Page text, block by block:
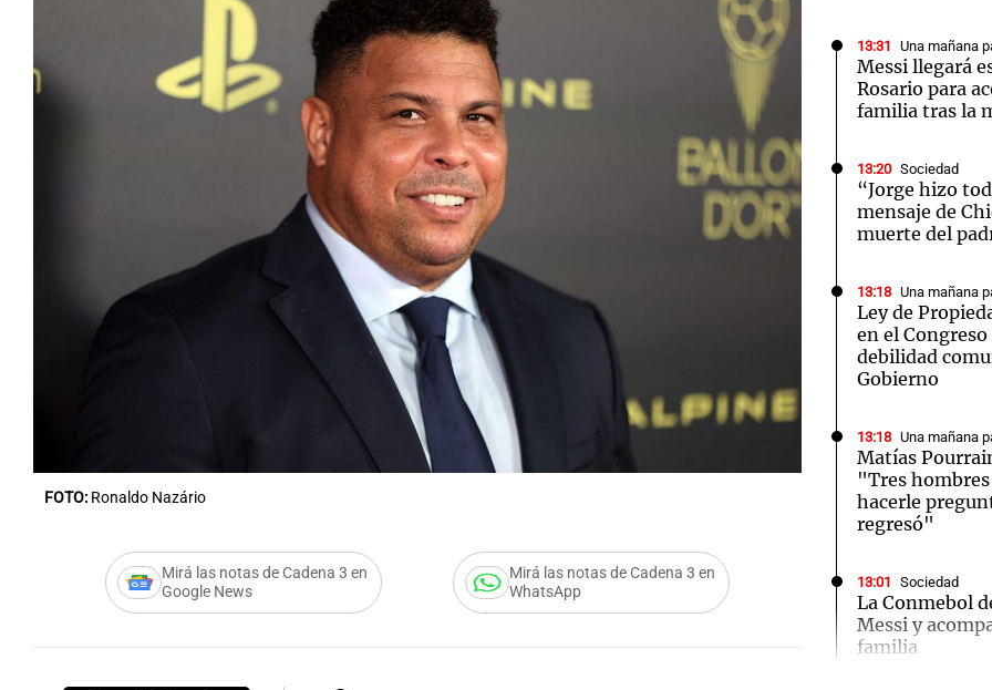
FOTO: Ronaldo Nazário
Mirá las notas de Cadena 3 en
Google News
Mirá las notas de Cadena 3 en
WhatsApp
13:31 Una mañana
Messi llegará
Rosario para
familia tras la
13:20 Sociedad
“Jorge hizo
mensaje de
muerte del
13:18 Una mañana
Ley de
en el
debilidad
Gobierno
13:18 Una mañana
Matías
"Tres
hacerle
regresó"
13:01 Sociedad
La Conmebol
Messi y
familia
Audio.